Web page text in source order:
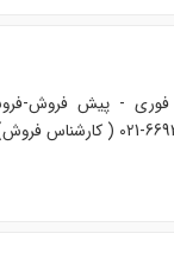
فوری - پیش فروش-